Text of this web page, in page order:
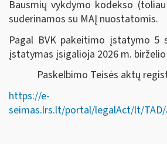
Bausmių vykdymo kodekso
suderinamos su MAĮ nuostatomis.
Pagal BVK pakeitimo įstatymo 5
įstatymas įsigalioja 2026 m. birželio
Paskelbimo Teisės aktų
https://e-
seimas.lrs.lt/portal/legalAct/lt/